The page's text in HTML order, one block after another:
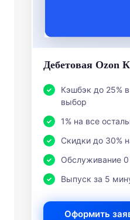
Дебетовая Ozon
Кэшбэк до 25%
выбор
1% на все
Скидки до 30%
Обслуживание 0
Выпуск за 5
Оформить